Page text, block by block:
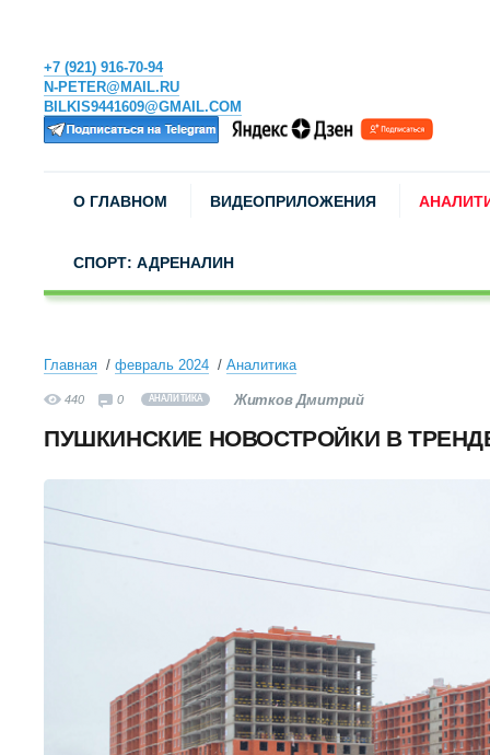
+7 (921) 916-70-94
N-PETER@MAIL.RU
BILKIS9441609@GMAIL.COM
О ГЛАВНОМ ВИДЕОПРИЛОЖЕНИЯ
СПОРТ: АДРЕНАЛИН
Главная февраль 2024 Аналитика
440 0 АНАЛИТИКА Житков Дмитрий
ПУШКИНСКИЕ НОВОСТРОЙКИ В